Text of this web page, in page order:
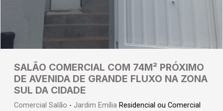
SALÃO COMERCIAL COM 74M² PRÓXIMO
DE AVENIDA DE GRANDE FLUXO NA ZONA
SUL DA CIDADE
Comercial Salão - Jardim Emília Residencial ou Comercial